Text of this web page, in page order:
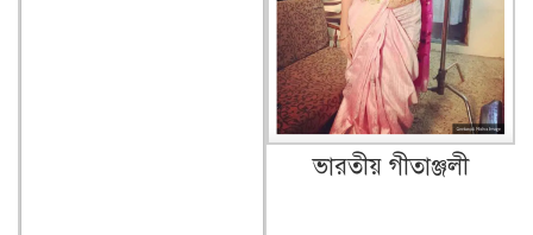
ভারতীয় গীতাঞ্জলী